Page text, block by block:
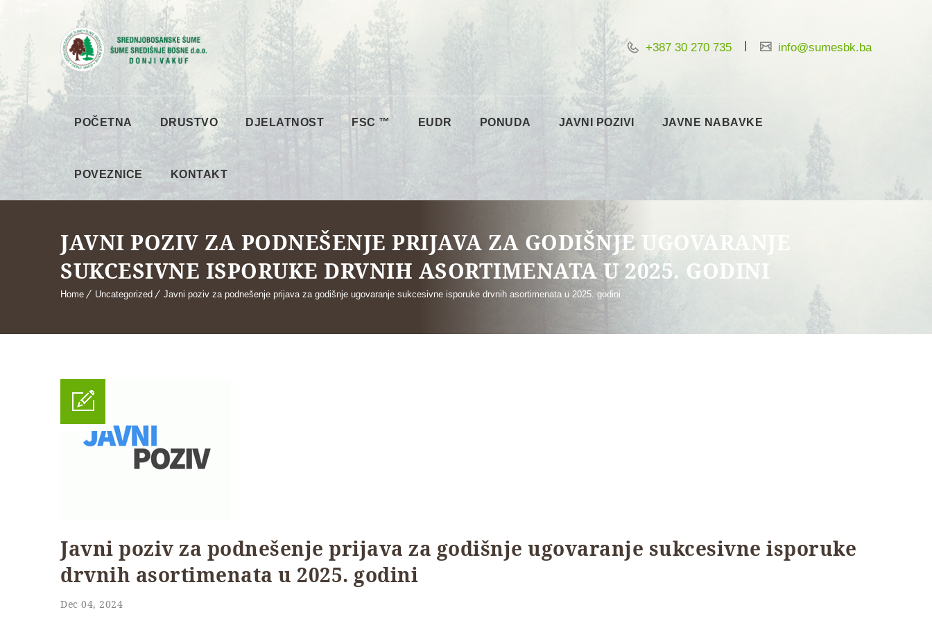
+387 30 270 735 info@sumesbk.ba
POČETNA DRUSTVO DJELATNOST FSC ™ EUDR PONUDA JAVNI POZIVI JAVNE NABAVKE
POVEZNICE KONTAKT
JAVNI POZIV ZA PODNEŠENJE PRIJAVA ZA GODIŠNJE UGOVARANJE
SUKCESIVNE ISPORUKE DRVNIH ASORTIMENATA U 2025. GODINI
Home Uncategorized Javni poziv za podnešenje prijava za godišnje ugovaranje sukcesivne isporuke drvnih asortimenata u 2025. godini
Javni poziv za podnešenje prijava za godišnje ugovaranje sukcesivne isporuke
drvnih asortimenata u 2025. godini
Dec 04, 2024